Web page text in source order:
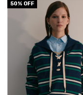
50% OFF